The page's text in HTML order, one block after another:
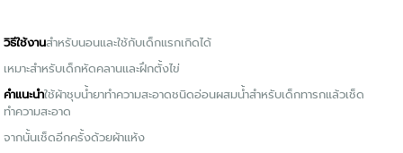
วิธีใช้งานสำหรับนอนและใช้กับเด็กแรกเกิดได้
เหมาะสำหรับเด็กหัดคลานและฝึกตั้งไข่
คำแนะนำใช้ผ้าชุบน้ำยาทำความสะอาดชนิดอ่อนผสมน้ำสำหรับเด็กทารกแล้วเช็ด
ทำความสะอาด
จากนั้นเช็ดอีกครั้งด้วยผ้าแห้ง